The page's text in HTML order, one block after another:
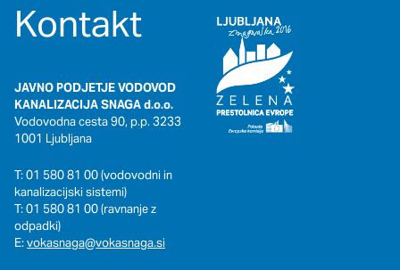
Kontakt
JAVNO PODJETJE VODOVOD
KANALIZACIJA SNAGA d.o.o.
Vodovodna cesta 90, p.p. 3233
1001 Ljubljana
T: 01 580 81 00 (vodovodni in
kanalizacijski sistemi)
T: 01 580 81 00 (ravnanje z
odpadki)
E:vokasnaga@vokasnaga.si